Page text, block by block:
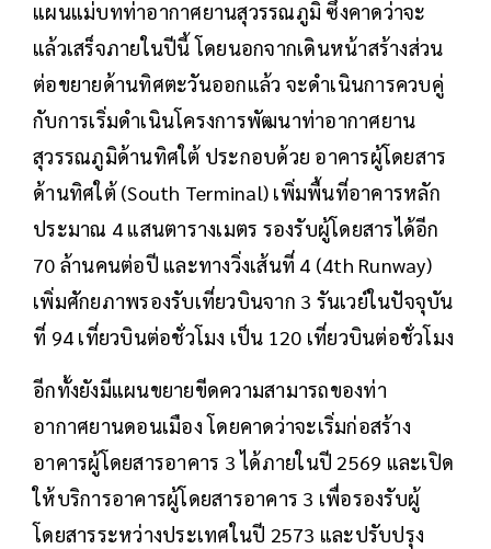
แผนแม่บทท่าอากาศยานสุวรรณภูมิ ซึ่งคาดว่าจะ
แล้วเสร็จภายในปีนี้ โดยนอกจากเดินหน้าสร้างส่วน
ต่อขยายด้านทิศตะวันออกแล้ว จะดำเนินการควบคู่
กับการเริ่มดำเนินโครงการพัฒนาท่าอากาศยาน
สุวรรณภูมิด้านทิศใต้ ประกอบด้วย อาคารผู้โดยสาร
ด้านทิศใต้ (South Terminal) เพิ่มพื้นที่อาคารหลัก
ประมาณ 4 แสนตารางเมตร รองรับผู้โดยสารได้อีก
70 ล้านคนต่อปี และทางวิ่งเส้นที่ 4 (4th Runway)
เพิ่มศักยภาพรองรับเที่ยวบินจาก 3 รันเวย์ในปัจจุบัน
ที่ 94 เที่ยวบินต่อชั่วโมง เป็น 120 เที่ยวบินต่อชั่วโมง
อีกทั้งยังมีแผนขยายขีดความสามารถของท่า
อากาศยานดอนเมือง โดยคาดว่าจะเริ่มก่อสร้าง
อาคารผู้โดยสารอาคาร 3 ได้ภายในปี 2569 และเปิด
ให้บริการอาคารผู้โดยสารอาคาร 3 เพื่อรองรับผู้
โดยสารระหว่างประเทศในปี 2573 และปรับปรุง